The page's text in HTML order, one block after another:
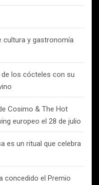
cultura y gastronomía
los cócteles con su
Cosimo & The Hot
europeo el 28 de julio
es un ritual que celebra
concedido el Premio